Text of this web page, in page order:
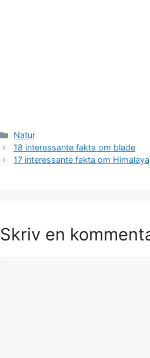
Kategorier
Natur
18 interessante fakta om blade
17 interessante fakta om Himalaya
Skriv en